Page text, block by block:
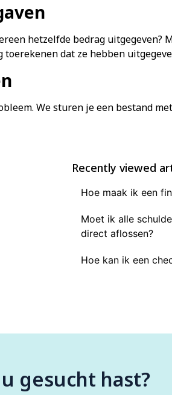
hetzelfde bedrag uitgegeven?
dat ze hebben
We sturen je een bestand
Recently viewed
Hoe maak ik een
Moet ik alle
direct aflossen?
Hoe kan ik een
gesucht hast?